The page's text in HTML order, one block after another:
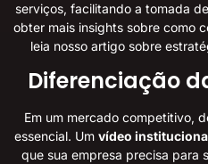
serviços, facilitando a tomada
obter mais insights sobre como
leia nosso artigo sobre
Diferenciação
Em um mercado competitivo,
essencial. Um vídeo
que sua empresa precisa para